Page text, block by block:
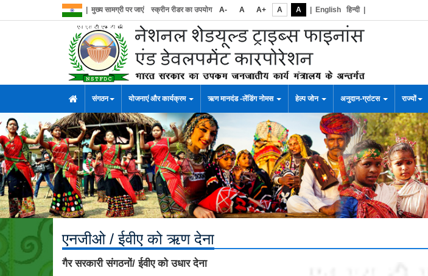
मुख्य सामग्री पर जाएं स्क्रीन रीडर का उपयोग A- A A+ A A English हिन्दी|
संगठन योजनाएं और कार्यक्रम ऋण मानदंड -लेंडिंग नोमस हेल्प जोन अनुदान-ग्रांटस राज्यों
एनजीओ / ईवीए को ऋण देना
गैर सरकारी संगठनों/ ईवीए को उधार देना